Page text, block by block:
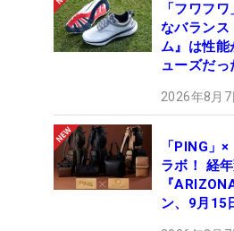
「フワフ
なバランス
ム』は性能
ューズだっ
2026年8月
「PING」
ラボ！ 経
『
ン、9月15